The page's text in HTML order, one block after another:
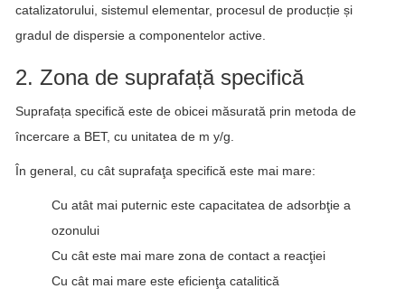
catalizatorului, sistemul elementar, procesul de producție și
gradul de dispersie a componentelor active.
2. Zona de suprafață specifică
Suprafața specifică este de obicei măsurată prin metoda de
încercare a BET, cu unitatea de m y/g.
În general, cu cât suprafaţa specifică este mai mare:
Cu atât mai puternic este capacitatea de adsorbţie a
ozonului
Cu cât este mai mare zona de contact a reacţiei
Cu cât mai mare este eficienţa catalitică